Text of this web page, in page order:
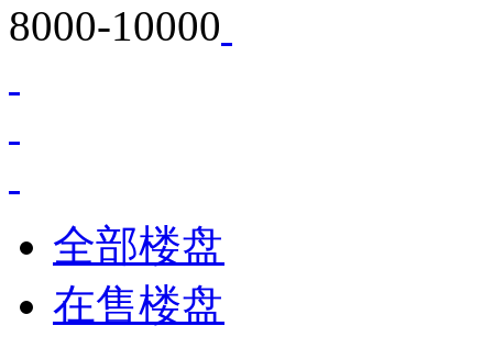
8000-10000
全部楼盘
在售楼盘